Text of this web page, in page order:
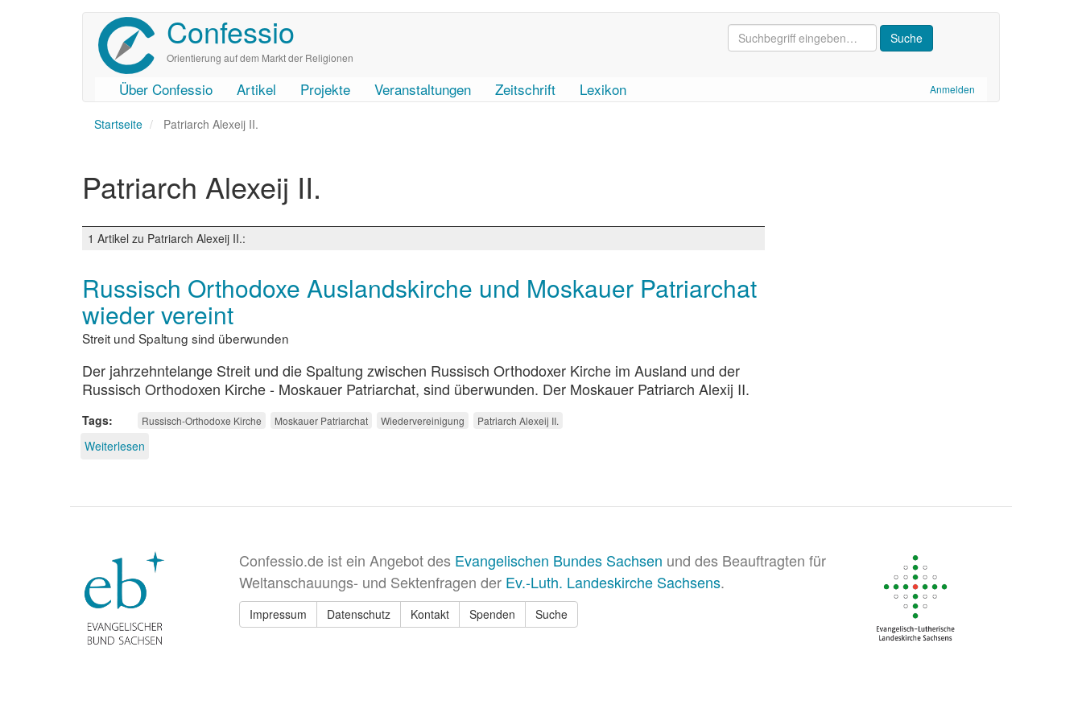
Confessio
Orientierung auf dem Markt der Religionen
User
account
Anmelden
Main
navigation
Über Confessio Artikel Projekte Veranstaltungen Zeitschrift Lexikon
Startseite Patriarch Alexeij II.
Patriarch Alexeij II.
1 Artikel zu Patriarch Alexeij II.:
Russisch Orthodoxe Auslandskirche und Moskauer Patriarchat
wieder vereint
Streit und Spaltung sind überwunden
Der jahrzehntelange Streit und die Spaltung zwischen Russisch Orthodoxer Kirche im Ausland und der
Russisch Orthodoxen Kirche - Moskauer Patriarchat, sind überwunden. Der Moskauer Patriarch Alexij II.
Tags Russisch-Orthodoxe Kirche Moskauer Patriarchat Wiedervereinigung Patriarch Alexeij II.
Weiterlesen
und
wieder
vereint
Confessio.de ist ein Angebot des Evangelischen Bundes Sachsen und des Beauftragten für
Weltanschauungs- und Sektenfragen der Ev.-Luth. Landeskirche Sachsens.
Impressum Datenschutz Kontakt Spenden Suche